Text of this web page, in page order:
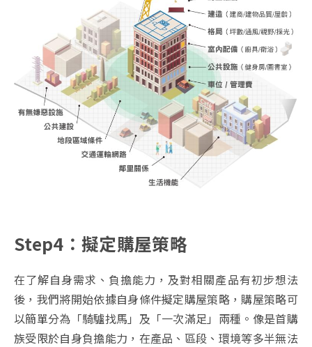
Step4：擬定購屋策略
在了解自身需求、負擔能力，及對相關產品有初步想法
後，我們將開始依據自身條件擬定購屋策略，購屋策略可
以簡單分為「騎驢找馬」及「一次滿足」兩種。像是首購
族受限於自身負擔能力，在產品、區段、環境等多半無法